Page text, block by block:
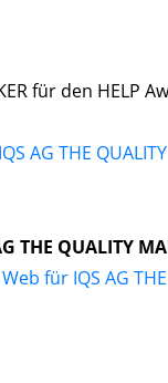
für den HELP
AG THE
THE QUALITY
für IQS AG THE